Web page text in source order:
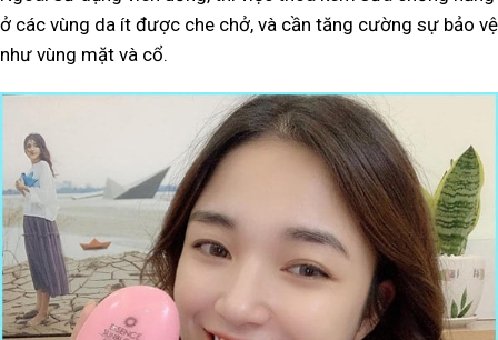
ở các vùng da ít được che chở, và cần tăng cường sự bảo vệ
như vùng mặt và cổ.